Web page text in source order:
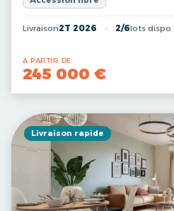
Livraison2T 2026 2/6lots dispo
A PARTIR DE
245 000 €
Livraison rapide